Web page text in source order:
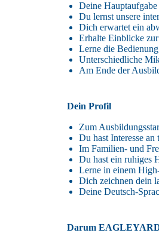
Deine
Du lernst unsere
Dich erwartet ein
Erhalte Einblicke
Lerne die
Unterschiedliche
Am Ende der
Dein Profil
Zum
Du hast Interesse
Im Familien- und
Du hast ein ruhiges
Lerne in einem
Dich zeichnen dein
Deine Deutsch-
Darum